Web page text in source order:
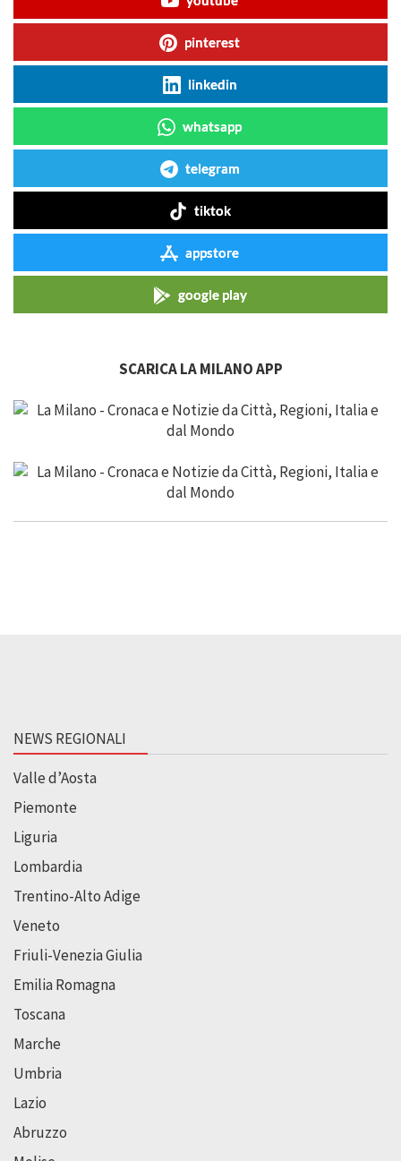
pinterest
linkedin
whatsapp
telegram
tiktok
appstore
google play
SCARICA LA MILANO APP
NEWS REGIONALI
Valle d’Aosta
Piemonte
Liguria
Lombardia
Trentino-Alto Adige
Veneto
Friuli-Venezia Giulia
Emilia Romagna
Toscana
Marche
Umbria
Lazio
Abruzzo